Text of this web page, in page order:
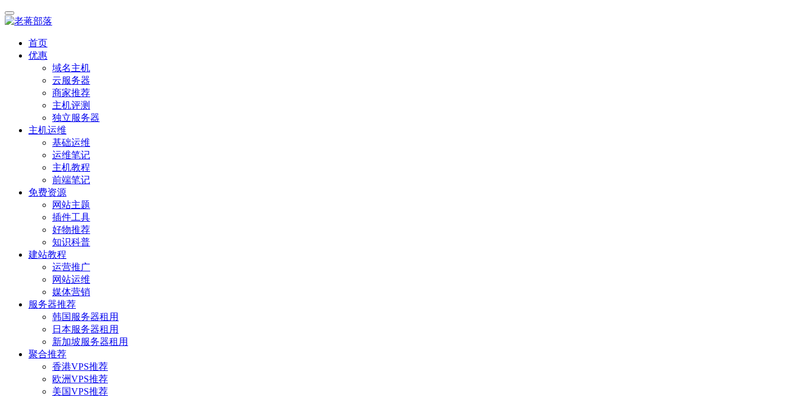
首页
优惠
域名主机
云服务器
商家推荐
主机评测
独立服务器
主机运维
基础运维
运维笔记
主机教程
前端笔记
免费资源
网站主题
插件工具
好物推荐
知识科普
建站教程
运营推广
网站运维
媒体营销
服务器推荐
韩国服务器租用
日本服务器租用
新加坡服务器租用
聚合推荐
香港VPS推荐
欧洲VPS推荐
美国VPS推荐